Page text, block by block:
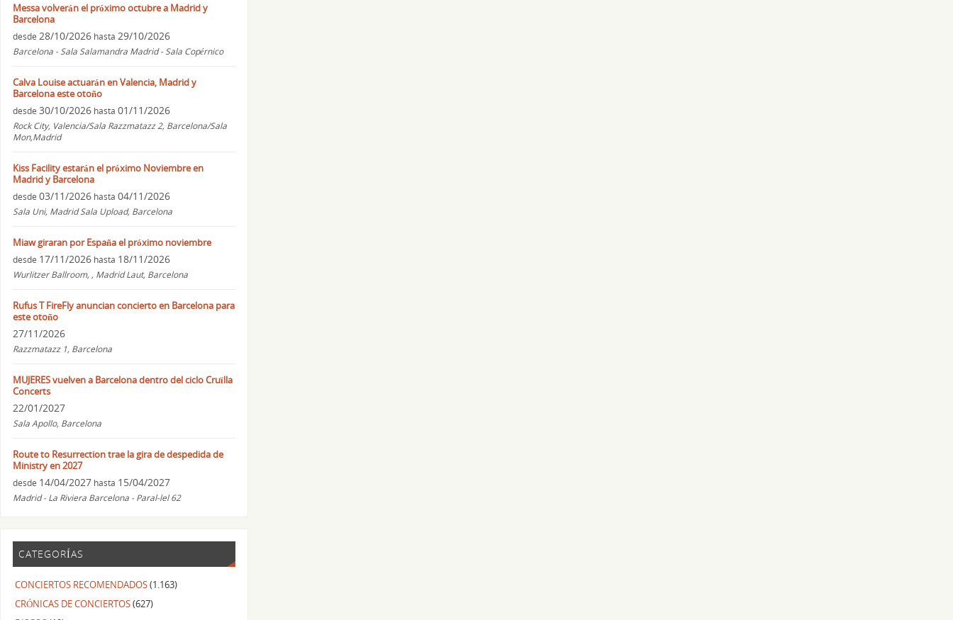
Messa volverán el próximo octubre a Madrid y
Barcelona
desde 28/10/2026 hasta 29/10/2026
Barcelona - Sala Salamandra Madrid - Sala Copérnico
Calva Louise actuarán en Valencia, Madrid y
Barcelona este otoño
desde 30/10/2026 hasta 01/11/2026
Rock City, Valencia/Sala Razzmatazz 2, Barcelona/Sala
Mon,Madrid
Kiss Facility estarán el próximo Noviembre en
Madrid y Barcelona
desde 03/11/2026 hasta 04/11/2026
Sala Uni, Madrid Sala Upload, Barcelona
Miaw giraran por España el próximo noviembre
desde 17/11/2026 hasta 18/11/2026
Wurlitzer Ballroom, , Madrid Laut, Barcelona
Rufus T FireFly anuncian concierto en Barcelona para
este otoño
27/11/2026
Razzmatazz 1, Barcelona
MUJERES vuelven a Barcelona dentro del ciclo Cruïlla
Concerts
22/01/2027
Sala Apollo, Barcelona
Route to Resurrection trae la gira de despedida de
Ministry en 2027
desde 14/04/2027 hasta 15/04/2027
Madrid - La Riviera Barcelona - Paral-lel 62
CATEGORÍAS
CONCIERTOS RECOMENDADOS(1.163)
CRÓNICAS DE CONCIERTOS(627)